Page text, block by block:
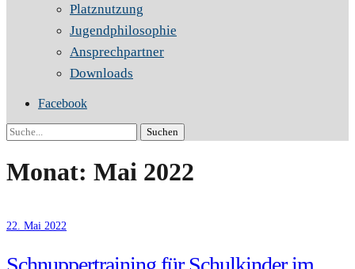
Platznutzung
Jugendphilosophie
Ansprechpartner
Downloads
Facebook
Suche
Monat: Mai 2022
22. Mai 2022